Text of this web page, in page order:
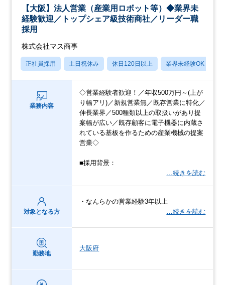
【大阪】法人営業（産業用ロボット等）◆業界未
経験歓迎／トップシェア級技術商社／リーダー職
採用
株式会社マス商事
正社員採用 土日祝休み 休日120日以上 業界未経験OK
業務内容
◇営業経験者歓迎！／年収500万円～(上が
り幅アリ)／新規営業無／既存営業に特化／
伸長業界／500種類以上の取扱いがあり提
案幅が広い／既存顧客に電子機器に内蔵さ
れている基板を作るための産業機械の提案
営業◇
■採用背景：
…続きを読む
対象となる方
・なんらかの営業経験3年以上
…続きを読む
勤務地
大阪府